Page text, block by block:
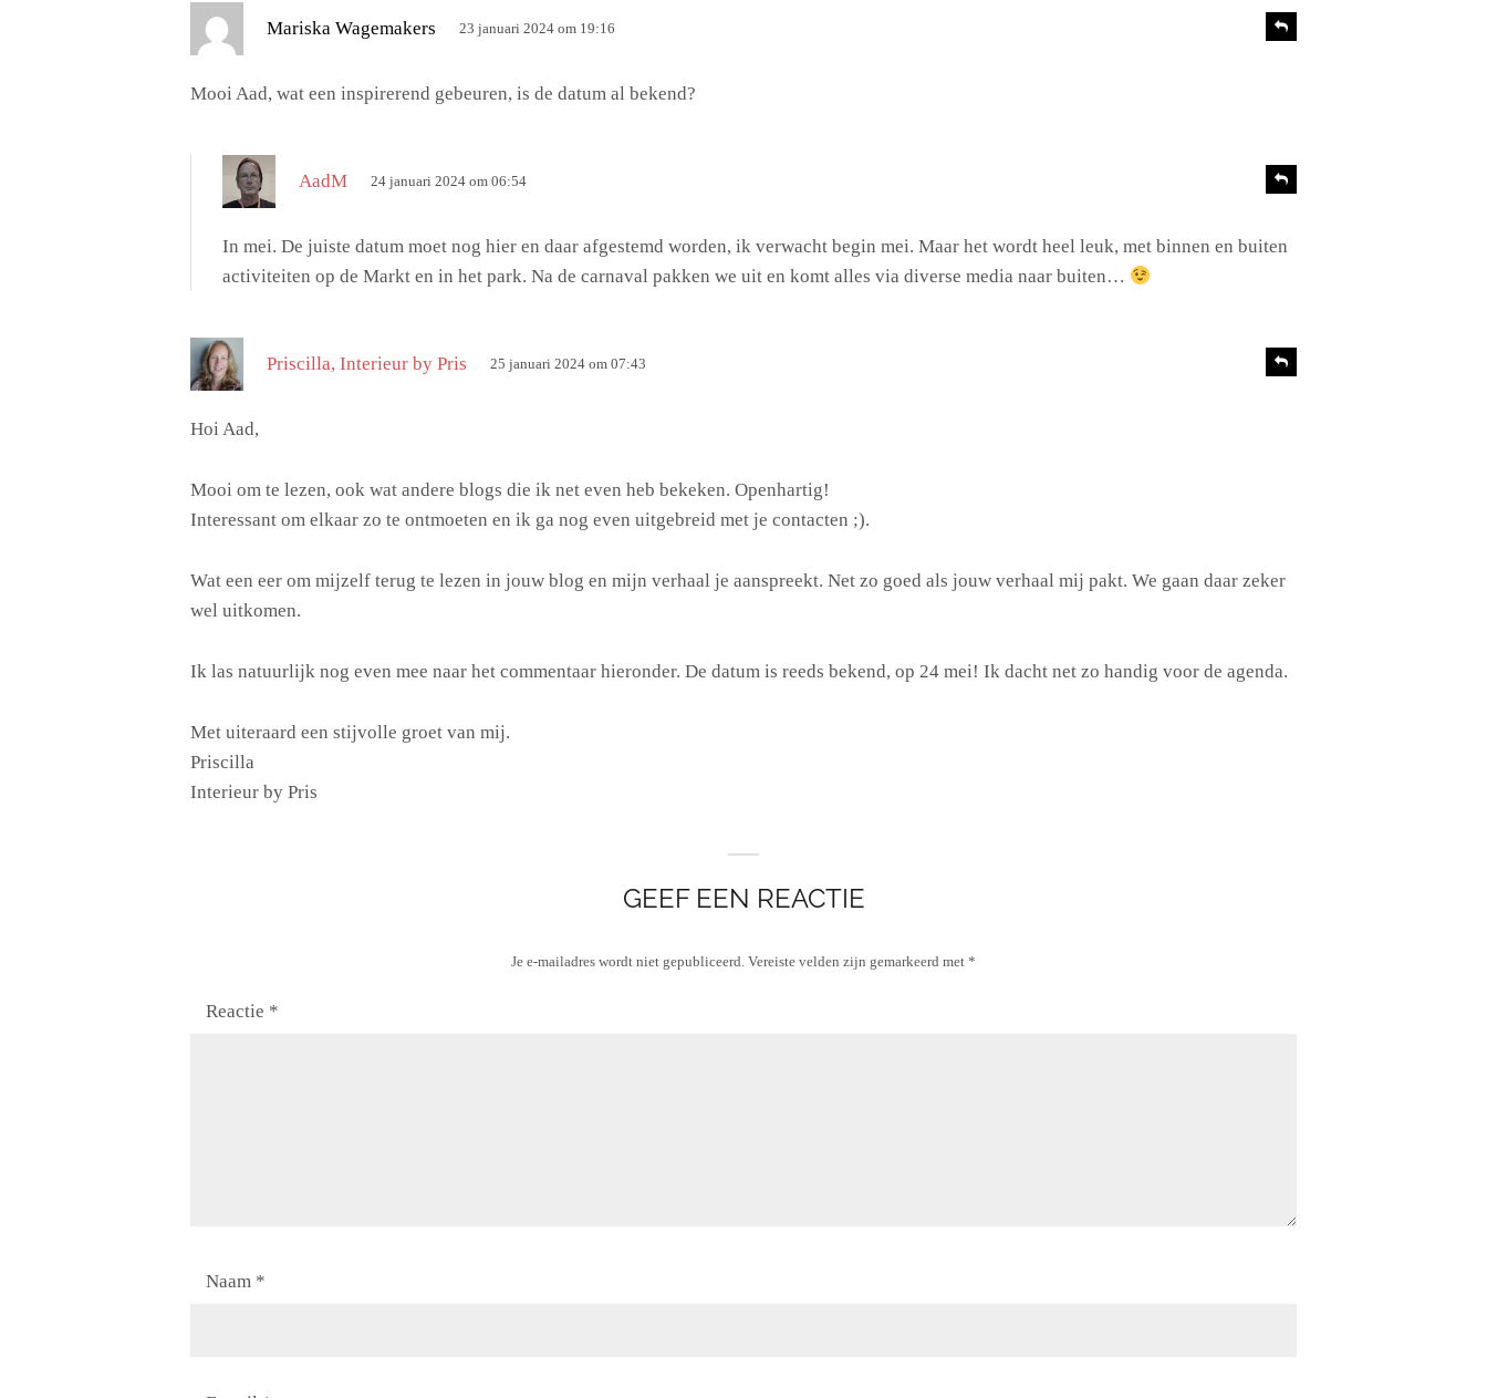
Mariska Wagemakers
r
23 januari 2024 om 19:16
Mooi Aad, wat een inspirerend gebeuren, is de datum al bekend?
e
AadM
r
e
24 januari 2024 om 06:54
In mei. De juiste datum moet nog hier en daar afgestemd worden, ik verwacht begin mei. Maar het wordt heel leuk, met binnen en buiten
activiteiten op de Markt en in het park. Na de carnaval pakken we uit en komt alles via diverse media naar buiten…
e
Priscilla, Interieur by Pris
e
f
25 januari 2024 om 07:43
Hoi Aad,
Mooi om te lezen, ook wat andere blogs die ik net even heb bekeken. Openhartig!
Interessant om elkaar zo te ontmoeten en ik ga nog even uitgebreid met je contacten ;).
Wat een eer om mijzelf terug te lezen in jouw blog en mijn verhaal je aanspreekt. Net zo goed als jouw verhaal mij pakt. We gaan daar zeker
wel uitkomen.
Ik las natuurlijk nog even mee naar het commentaar hieronder. De datum is reeds bekend, op 24 mei! Ik dacht net zo handig voor de agenda.
Met uiteraard een stijvolle groet van mij.
Priscilla
Interieur by Pris
e
GEEF EEN REACTIE
Je e-mailadres wordt niet gepubliceerd. Vereiste velden zijn gemarkeerd met *
Reactie *
Naam *